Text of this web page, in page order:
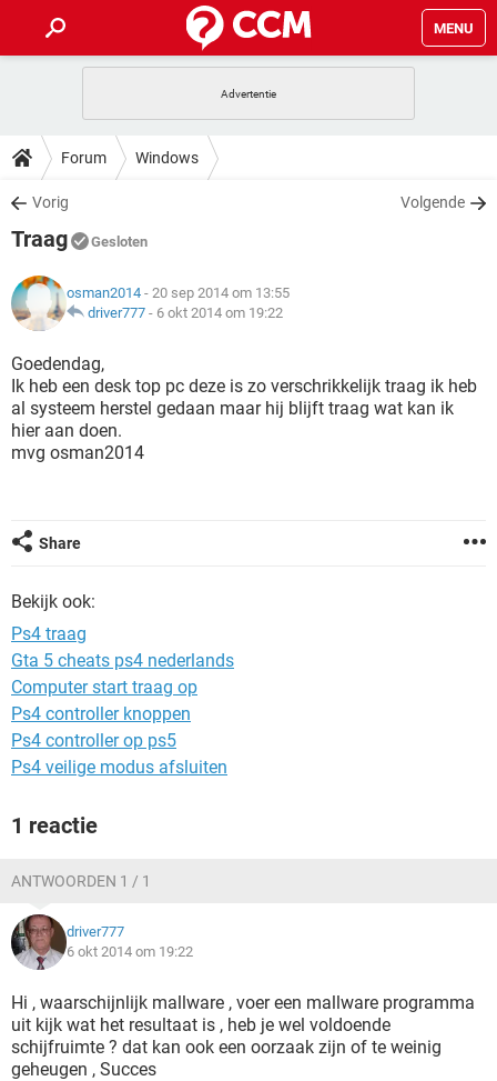
MENU
INSTAGRAM
NETFLIX
GRATIS
TIKTOK
HOW-TO
VIDEOBELLEN
GRATIS SNAPCHAT
TIKTOK
DOWNLOADS
VIDEOBELLEN
INSTAGRAM
NETFLIX CORONAVIRUS
GRATIS
TIKTOK
FORUM
VIDEOBELLEN GAMES
INSTAGRAM
NETFLIX
GRATIS SNAPCHAT
TIKTOK
ARTIKELEN
VIDEOBELLEN
INSTAGRAM WINDOWS 10
NETFLIX
GRATIS
Forum Windows
Vorig Volgende
Traag Gesloten
osman2014 - 20 sep 2014 om 13:55
driver777 - 6 okt 2014 om 19:22
Goedendag,
Ik heb een desk top pc deze is zo verschrikkelijk traag ik heb
al systeem herstel gedaan maar hij blijft traag wat kan ik
hier aan doen.
mvg osman2014
Share
Bekijk ook:
Ps4 traag
Gta 5 cheats ps4 nederlands
Computer start traag op
Ps4 controller knoppen
Ps4 controller op ps5
Ps4 veilige modus afsluiten
1 reactie
ANTWOORDEN 1 / 1
driver777
6 okt 2014 om 19:22
Hi , waarschijnlijk mallware , voer een mallware programma
uit kijk wat het resultaat is , heb je wel voldoende
schijfruimte ? dat kan ook een oorzaak zijn of te weinig
geheugen , Succes